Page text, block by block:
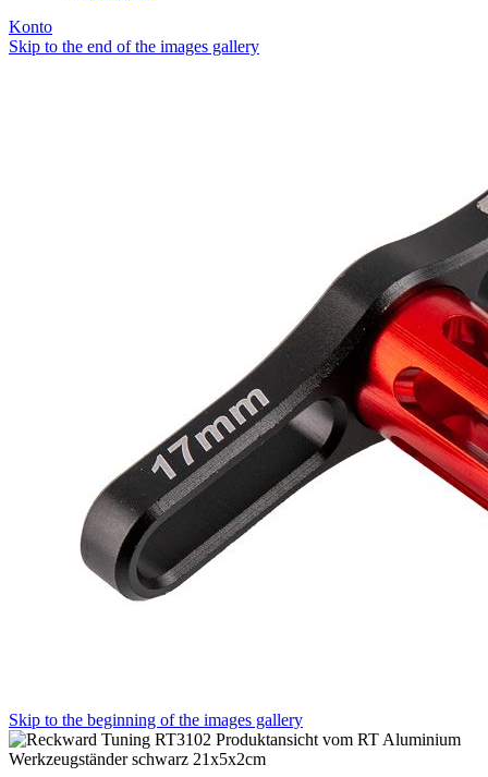
Konto
Skip to the end of the images gallery
Skip to the beginning of the images gallery